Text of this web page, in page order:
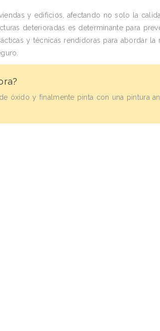
y edificios, afectando no solo la
deterioradas es determinante para
y técnicas rendidoras para abordar la
óxido y finalmente pinta con una pintura